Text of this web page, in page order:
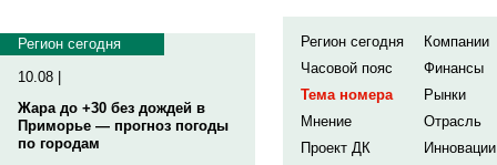
Регион сегодня
10.08 |
Жара до +30 без дождей в
Приморье — прогноз погоды
по городам
Регион сегодня
Компании
Часовой пояс
Финансы
Тема номера
Рынки
Мнение
Отрасль
Проект ДК
Инновации